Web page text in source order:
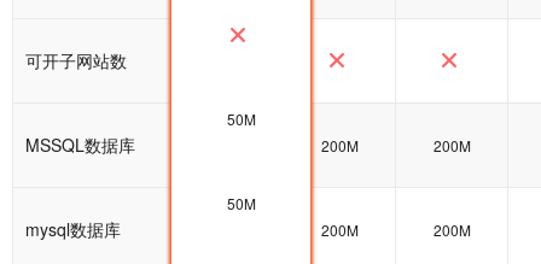
可开子网站数
MSSQL数据库 200M 200M
mysql数据库 200M 200M
50M
50M